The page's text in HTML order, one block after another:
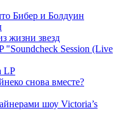
Бибер и Болдуин
жизни звезд
Session (Live
LP
снова вместе?
шоу Victoria’s